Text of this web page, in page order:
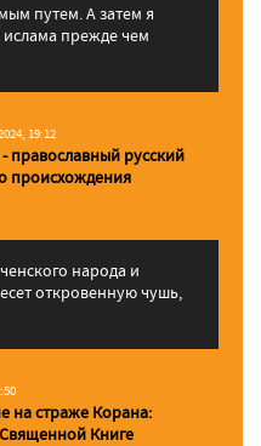
путем. А затем я
прежде чем
19:12
православный русский
происхождения
народа и
откровенную чушь,
на страже Корана:
Книге